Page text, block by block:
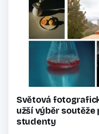
Světová
užší výběr
studenty